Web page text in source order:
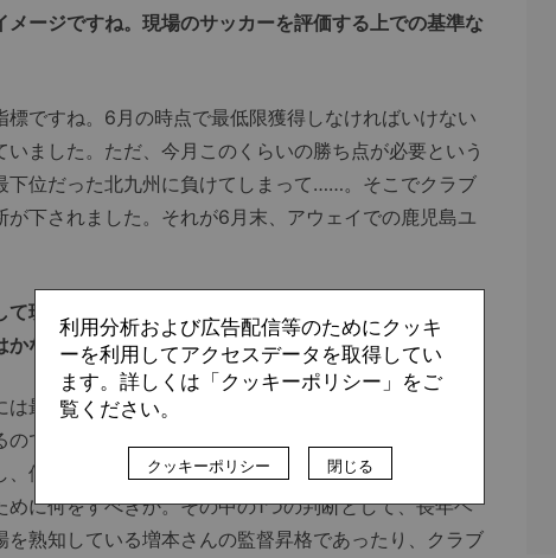
ージですね。現場のサッカーを評価する上での基準な
ですね。6月の時点で最低限獲得しなければいけない
ました。ただ、今月このくらいの勝ち点が必要という
下位だった北九州に負けてしまって……。そこでクラブ
下されました。それが6月末、アウェイでの鹿児島ユ
現場に行くという形になったわけですが、いきなりフ
かなり驚きました。
最終的に経営陣全員で話し合う文化があって、その話
で、今クラブにあるリソースを最大限活用しよう』と
僕やその他のスタッフもそうです。降格の可能性が現
に何をすべきか。その中の1つの判断として、長年ヘ
熟知している増本さんの監督昇格であったり、クラブ
利用分析および広告配信等のためにクッキ
ーを利用してアクセスデータを取得してい
ます。詳しくは「クッキーポリシー」をご
覧ください。
クッキーポリシー 閉じる